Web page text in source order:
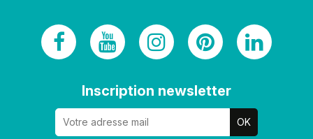
Inscription newsletter